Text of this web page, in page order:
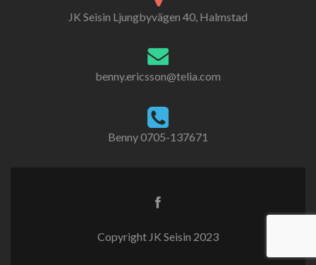
JK Seisin Ljungbyvägen 40, Halmstad
benny.ericsson@telia.com
Benny 0705-137671
Copyright JK Seisin 2023